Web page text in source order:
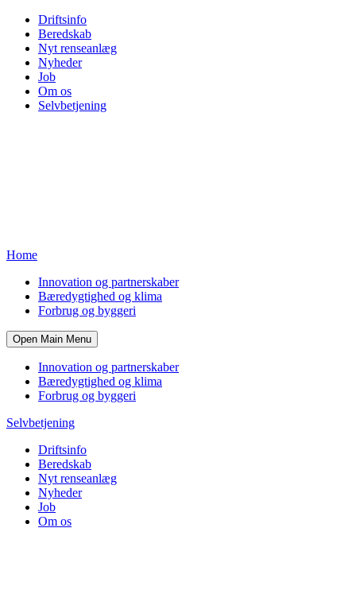
Driftsinfo
Beredskab
Nyt renseanlæg
Nyheder
Job
Om os
Selvbetjening
Home
Innovation og partnerskaber
Bæredygtighed og klima
Forbrug og byggeri
Open Main Menu
Innovation og partnerskaber
Bæredygtighed og klima
Forbrug og byggeri
Selvbetjening
Driftsinfo
Beredskab
Nyt renseanlæg
Nyheder
Job
Om os